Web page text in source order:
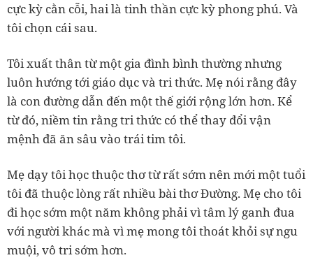
cực kỳ cằn cỗi, hai là tinh thần cực kỳ phong phú. Và
tôi chọn cái sau.
Tôi xuất thân từ một gia đình bình thường nhưng
luôn hướng tới giáo dục và tri thức. Mẹ nói rằng đây
là con đường dẫn đến một thế giới rộng lớn hơn. Kể
từ đó, niềm tin rằng tri thức có thể thay đổi vận
mệnh đã ăn sâu vào trái tim tôi.
Mẹ dạy tôi học thuộc thơ từ rất sớm nên mới một tuổi
tôi đã thuộc lòng rất nhiều bài thơ Đường. Mẹ cho tôi
đi học sớm một năm không phải vì tâm lý ganh đua
với người khác mà vì mẹ mong tôi thoát khỏi sự ngu
muội, vô tri sớm hơn.